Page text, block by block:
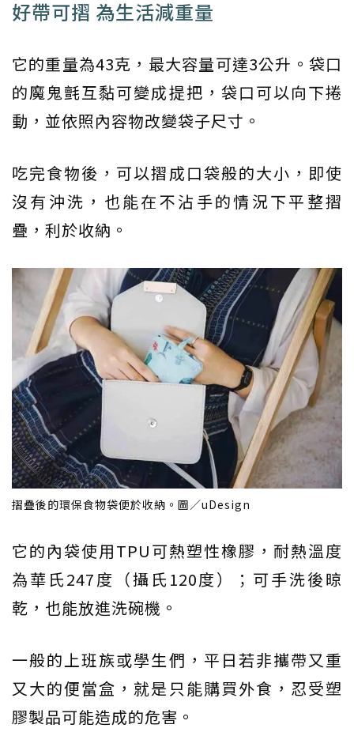
好帶可摺 為生活減重量
它的重量為43克，最大容量可達3公升。袋口
的魔鬼氈互黏可變成提把，袋口可以向下捲
動，並依照內容物改變袋子尺寸。
吃完食物後，可以摺成口袋般的大小，即使
沒有沖洗，也能在不沾手的情況下平整摺
疊，利於收納。
摺疊後的環保食物袋便於收納。圖／uDesign
它的內袋使用TPU可熱塑性橡膠，耐熱溫度
為華氏247度（攝氏120度）；可手洗後晾
乾，也能放進洗碗機。
一般的上班族或學生們，平日若非攜帶又重
又大的便當盒，就是只能購買外食，忍受塑
膠製品可能造成的危害。